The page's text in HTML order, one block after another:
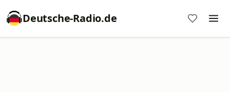
Deutsche-Radio.de